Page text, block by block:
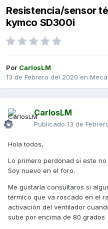
Resistencia/sensor
kymco SD300i
Por CarlosLM
13 de Febrero del 2020 en
CarlosLM
Publicado 13 de
Hola todos,
Lo primero perdonad si este
Soy nuevo en el foro.
Me gustaría consultaros si
térmico que va roscado en el
activación del ventilador
sube por encima de 80 grados